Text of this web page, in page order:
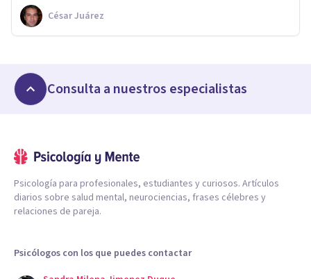
César Juárez
Consulta a nuestros especialistas
Psicología para profesionales, estudiantes y curiosos. Artículos
diarios sobre salud mental, neurociencias, frases célebres y
relaciones de pareja.
Psicólogos con los que puedes contactar